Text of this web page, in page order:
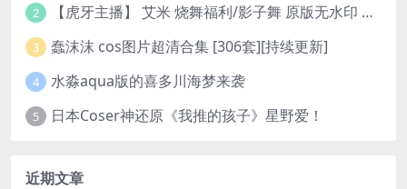
2 【虎牙主播】 艾米 烧舞福利/影子舞 原版无水印 （1v/130m）
3 蠢沫沫 cos图片超清合集 [306套][持续更新]
4 水淼aqua版的喜多川海梦来袭
5 日本Coser神还原《我推的孩子》星野爱！
近期文章